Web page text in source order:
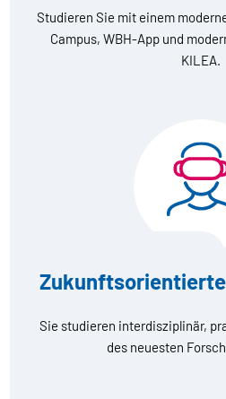
Studieren Sie mit einem
Campus, WBH-App und
KILEA.
Sie studieren interdisziplinär,
des neuesten